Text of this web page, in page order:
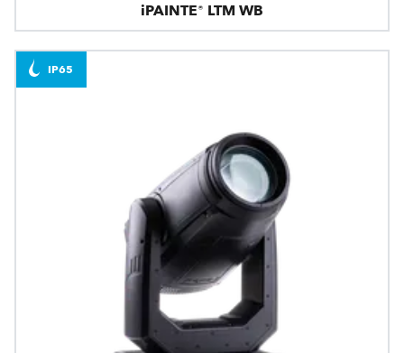
iPAINTE® LTM WB
IP65